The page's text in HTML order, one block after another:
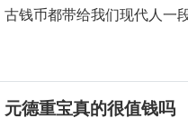
古钱币都带给我们现代人一
元德重宝真的很值钱吗